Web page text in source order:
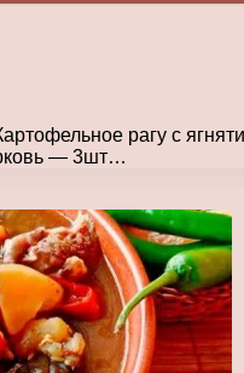
рагу с
— 3шт…